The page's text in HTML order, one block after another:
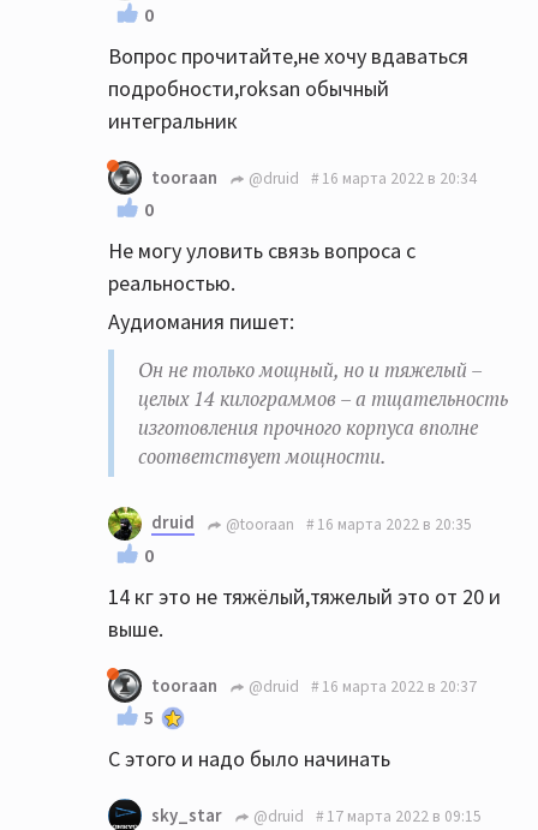
0
Вопрос прочитайте,не хочу вдаваться
подробности,roksan обычный
интегральник
tooraan @druid 16 марта 2022 в 20:34
0
Не могу уловить связь вопроса с
реальностью.
Аудиомания пишет:
Он не только мощный, но и тяжелый –
целых 14 килограммов – а тщательность
изготовления прочного корпуса вполне
соответствует мощности.
druid @tooraan 16 марта 2022 в 20:35
0
14 кг это не тяжёлый,тяжелый это от 20 и
выше.
tooraan @druid 16 марта 2022 в 20:37
5
С этого и надо было начинать
sky_star @druid 17 марта 2022 в 09:15